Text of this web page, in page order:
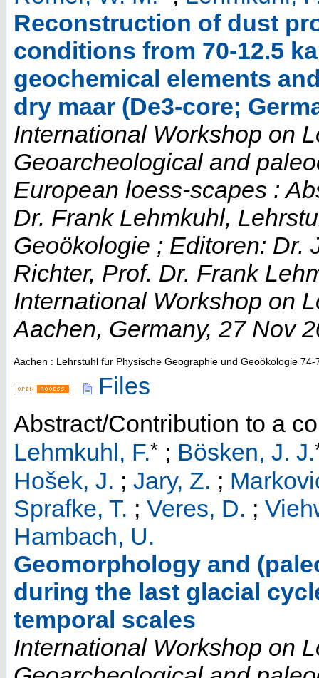
Reconstruction of dust
conditions from 70-12.5
geochemical elements
dry maar (De3-core;
International Workshop on
Geoarcheological and
European loess-scapes :
Dr. Frank Lehmkuhl,
Geoökologie ; Editoren: Dr.
Richter, Prof. Dr. Frank
International Workshop on
Aachen, Germany, 27 Nov
Aachen : Lehrstuhl für Physische Geographie und Geoökologie 74-
Files
Abstract/Contribution to a
Lehmkuhl, F.* ; Bösken, J. J.
Hošek, J. ; Jary, Z. ;
Sprafke, T. ; Veres, D. ;
Hambach, U.
Geomorphology and
during the last glacial
temporal scales
International Workshop on